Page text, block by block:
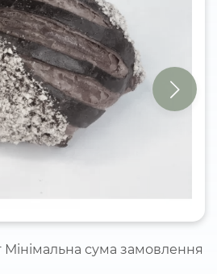
Мінімальна сума замовлення